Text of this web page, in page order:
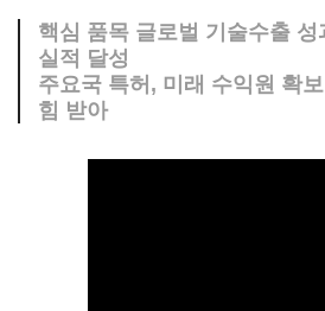
핵심 품목 글로벌 기술수출 성
실적 달성
주요국 특허, 미래 수익원 확
힘 받아